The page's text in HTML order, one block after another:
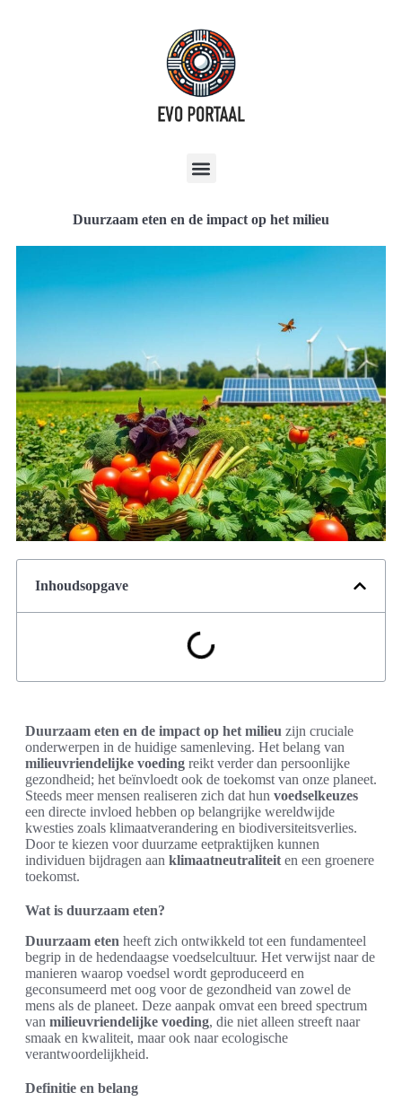
Duurzaam eten en de impact op het milieu
Inhoudsopgave
Duurzaam eten en de impact op het milieu zijn cruciale
onderwerpen in de huidige samenleving. Het belang van
milieuvriendelijke voeding reikt verder dan persoonlijke
gezondheid; het beïnvloedt ook de toekomst van onze planeet.
Steeds meer mensen realiseren zich dat hun voedselkeuzes
een directe invloed hebben op belangrijke wereldwijde
kwesties zoals klimaatverandering en biodiversiteitsverlies.
Door te kiezen voor duurzame eetpraktijken kunnen
individuen bijdragen aan klimaatneutraliteit en een groenere
toekomst.
Wat is duurzaam eten?
Duurzaam eten heeft zich ontwikkeld tot een fundamenteel
begrip in de hedendaagse voedselcultuur. Het verwijst naar de
manieren waarop voedsel wordt geproduceerd en
geconsumeerd met oog voor de gezondheid van zowel de
mens als de planeet. Deze aanpak omvat een breed spectrum
van milieuvriendelijke voeding, die niet alleen streeft naar
smaak en kwaliteit, maar ook naar ecologische
verantwoordelijkheid.
Definitie en belang